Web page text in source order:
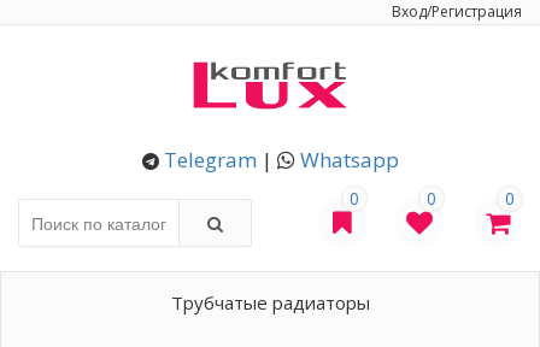
Вход/Регистрация
Telegram | Whatsapp
0 0 0
Трубчатые радиаторы